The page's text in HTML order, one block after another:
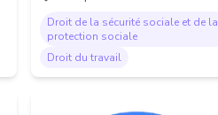
Droit de la sécurité sociale et de la
protection sociale
Droit du travail